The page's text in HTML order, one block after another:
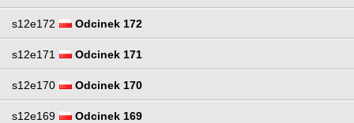
s12e172 Odcinek 172
s12e171 Odcinek 171
s12e170 Odcinek 170
s12e169 Odcinek 169